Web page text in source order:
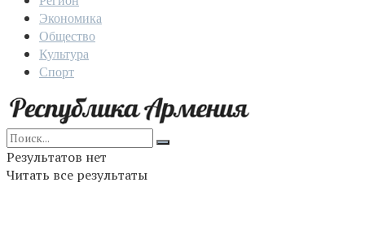
Экономика
Общество
Культура
Спорт
Результатов нет
Читать все результаты